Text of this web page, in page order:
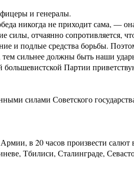
и генералы.
никогда не приходит сама, —
силы, отчаянно сопротивляется,
и подлые средства борьбы.
сильнее должны быть наши
Партии
силами Советского
в 20 часов произвести салют
Тбилиси, Сталинграде,